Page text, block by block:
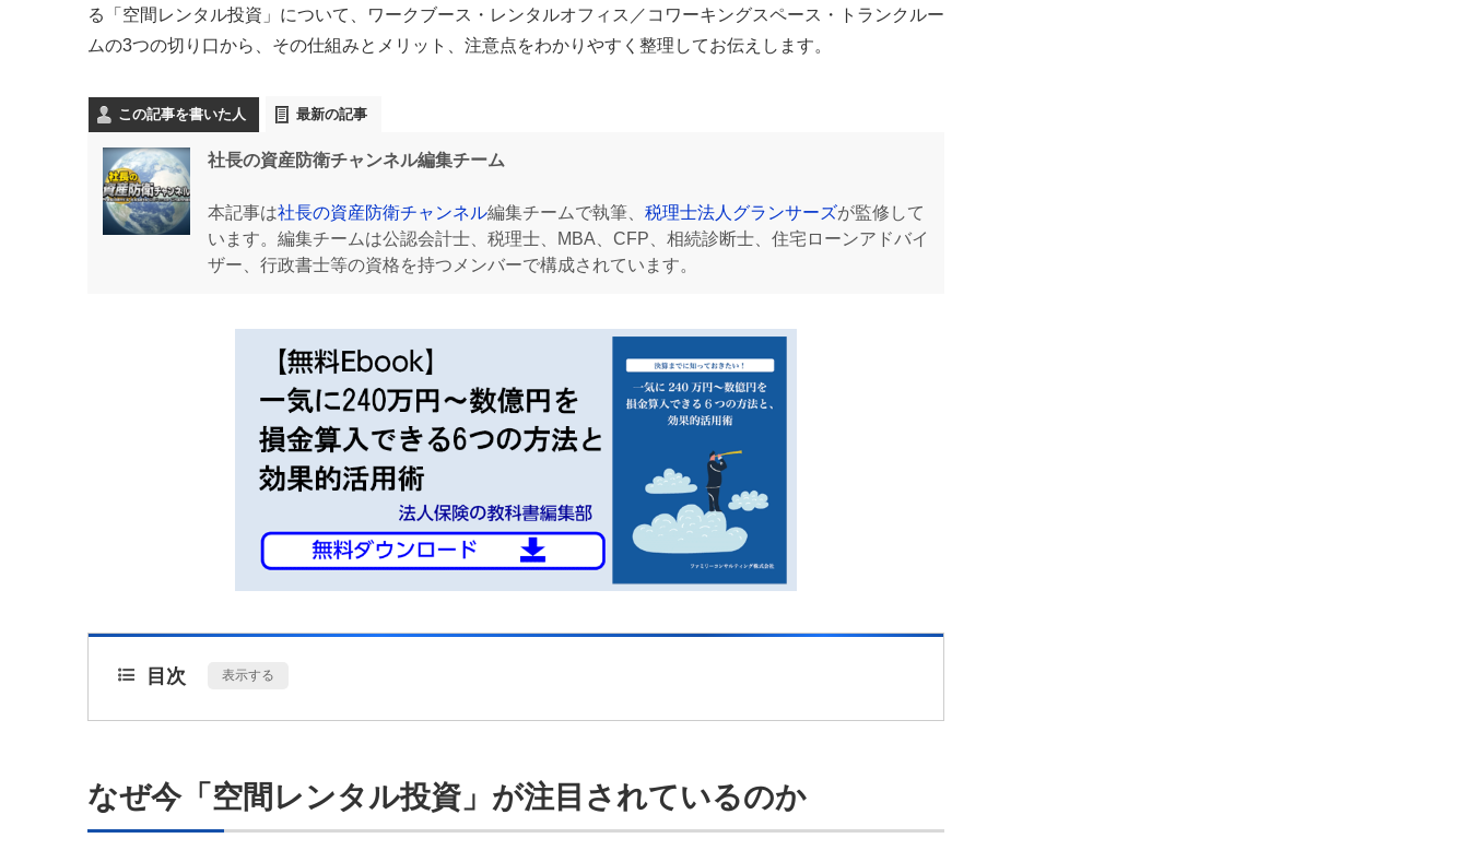
る「空間レンタル投資」について、ワークブース・レンタルオフィス／コワーキングスペース・トランクルー
ムの3つの切り口から、その仕組みとメリット、注意点をわかりやすく整理してお伝えします。
この記事を書いた人 最新の記事
社長の資産防衛チャンネル編集チーム
本記事は社長の資産防衛チャンネル編集チームで執筆、 税理士法人グランサーズが監修して
います。編集チームは公認会計士、税理士、MBA、CFP、相続診断士、住宅ローンアドバイ
ザー、行政書士等の資格を持つメンバーで構成されています。
目次 表示する
なぜ今「空間レンタル投資」が注目されているのか